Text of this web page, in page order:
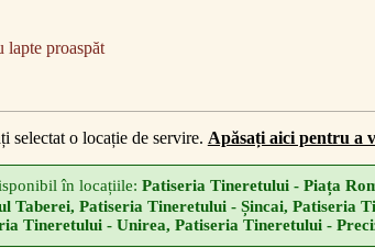
lapte proaspăt
selectat o locație de servire. Apăsați aici pentru a
în locațiile: Patiseria Tineretului - Piața
Taberei, Patiseria Tineretului - Șincai, Patiseria
Tineretului - Unirea, Patiseria Tineretului -